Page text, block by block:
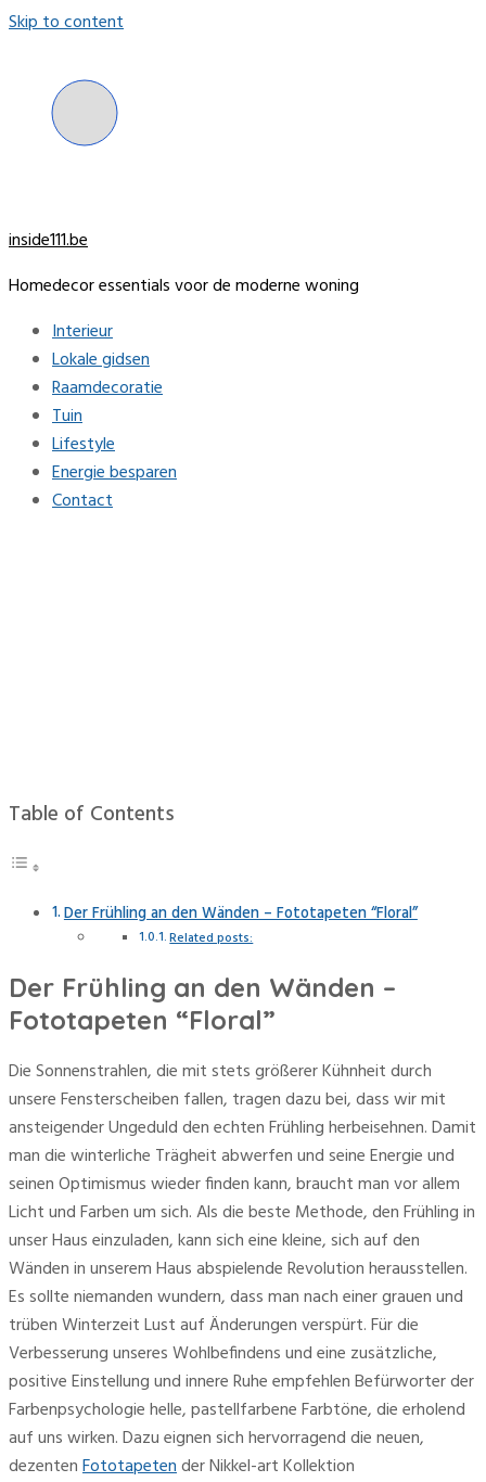
Skip to content
inside111.be
Homedecor essentials voor de moderne woning
Interieur
Lokale gidsen
Raamdecoratie
Tuin
Lifestyle
Energie besparen
Contact
Table of Contents
Der Frühling an den Wänden – Fototapeten “Floral”
Related posts:
Der Frühling an den Wänden –
Fototapeten “Floral”
Die Sonnenstrahlen, die mit stets größerer Kühnheit durch
unsere Fensterscheiben fallen, tragen dazu bei, dass wir mit
ansteigender Ungeduld den echten Frühling herbeisehnen. Damit
man die winterliche Trägheit abwerfen und seine Energie und
seinen Optimismus wieder finden kann, braucht man vor allem
Licht und Farben um sich. Als die beste Methode, den Frühling in
unser Haus einzuladen, kann sich eine kleine, sich auf den
Wänden in unserem Haus abspielende Revolution herausstellen.
Es sollte niemanden wundern, dass man nach einer grauen und
trüben Winterzeit Lust auf Änderungen verspürt. Für die
Verbesserung unseres Wohlbefindens und eine zusätzliche,
positive Einstellung und innere Ruhe empfehlen Befürworter der
Farbenpsychologie helle, pastellfarbene Farbtöne, die erholend
auf uns wirken. Dazu eignen sich hervorragend die neuen,
dezentenFototapetender Nikkel-art Kollektion